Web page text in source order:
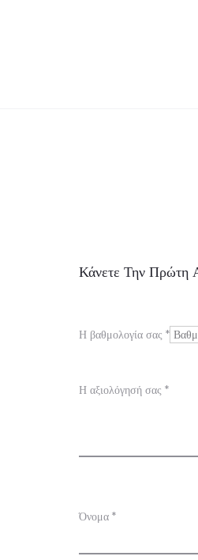
Α
ι
λ
ε
Κάνετε Την Πρώτη
Η βαθμολογία σας *
Η αξιολόγησή σας *
Όνομα *